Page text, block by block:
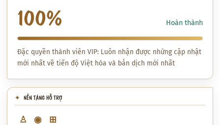
100% Hoàn thành
Đặc quyền thành viên VIP: Luôn nhận được những cập nhật
mới nhất về tiến độ Việt hóa và bản dịch mới nhất
NỀN TẢNG HỖ TRỢ
♙ ◉ ⊞